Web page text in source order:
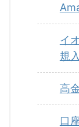
イ
規
高
口